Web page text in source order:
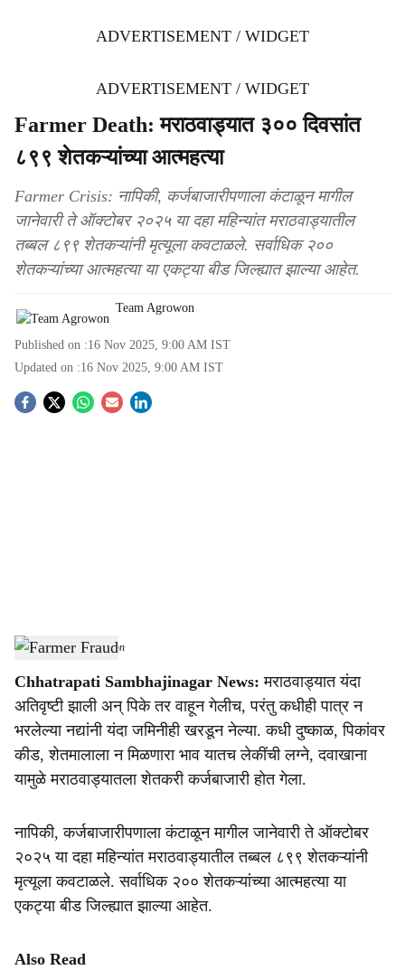
ADVERTISEMENT / WIDGET
ADVERTISEMENT / WIDGET
Farmer Death: मराठवाड्यात ३०० दिवसांत
८९९ शेतकऱ्यांच्या आत्महत्या
Farmer Crisis: नापिकी, कर्जबाजारीपणाला कंटाळून मागील
जानेवारी ते ऑक्टोबर २०२५ या दहा महिन्यांत मराठवाड्यातील
तब्बल ८९९ शेतकऱ्यांनी मृत्यूला कवटाळले. सर्वाधिक २००
शेतकऱ्यांच्या आत्महत्या या एकट्या बीड जिल्ह्यात झाल्या आहेत.
Team Agrowon
Published on :16 Nov 2025, 9:00 AM IST
Updated on :16 Nov 2025, 9:00 AM IST
S
a
r
e
Farmer Fraud-Agrowon
Chhatrapati Sambhajinagar News: मराठवाड्यात यंदा
अतिवृष्टी झाली अन् पिके तर वाहून गेलीच, परंतु कधीही पात्र न
भरलेल्या नद्यांनी यंदा जमिनीही खरडून नेल्या. कधी दुष्काळ, पिकांवर
कीड, शेतमालाला न मिळणारा भाव यातच लेकींची लग्ने, दवाखाना
यामुळे मराठवाड्यातला शेतकरी कर्जबाजारी होत गेला.
नापिकी, कर्जबाजारीपणाला कंटाळून मागील जानेवारी ते ऑक्टोबर
२०२५ या दहा महिन्यांत मराठवाड्यातील तब्बल ८९९ शेतकऱ्यांनी
मृत्यूला कवटाळले. सर्वाधिक २०० शेतकऱ्यांच्या आत्महत्या या
एकट्या बीड जिल्ह्यात झाल्या आहेत.
Also Read